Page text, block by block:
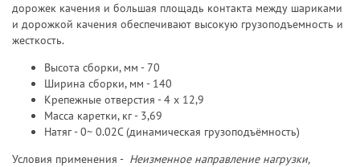
дорожек качения и большая площадь контакта между шариками
и дорожкой качения обеспечивают высокую грузоподъемность и
жесткость.
Высота сборки, мм - 70
Ширина сборки, мм - 140
Крепежные отверстия - 4 х 12,9
Масса каретки, кг - 3,69
Натяг - 0~ 0.02C (динамическая грузоподъёмность)
Условия применения - Неизменное направление нагрузки,